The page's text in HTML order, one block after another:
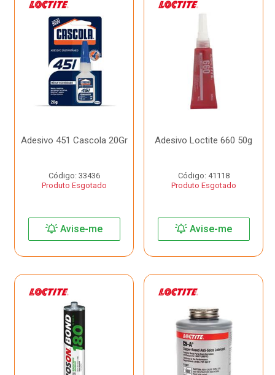
Adesivo 451 Cascola 20Gr
Código: 33436
Produto Esgotado
Avise-me
Adesivo Loctite 660 50g
Código: 41118
Produto Esgotado
Avise-me